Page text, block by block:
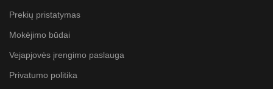
Prekių pristatymas
Mokėjimo būdai
Vejapjovės įrengimo paslauga
Privatumo politika